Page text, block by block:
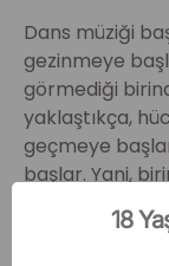
Dans müziği
gezinmeye
görmediği
yaklaştıkça,
geçmeye
başlar. Yani,
dokunup dans
18